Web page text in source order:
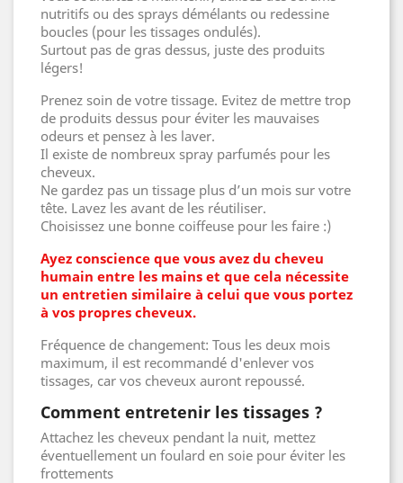
nutritifs ou des sprays démélants ou redessine
boucles (pour les tissages ondulés).
Surtout pas de gras dessus, juste des produits
légers!
Prenez soin de votre tissage. Evitez de mettre trop
de produits dessus pour éviter les mauvaises
odeurs et pensez à les laver.
Il existe de nombreux spray parfumés pour les
cheveux.
Ne gardez pas un tissage plus d’un mois sur votre
tête. Lavez les avant de les réutiliser.
Choisissez une bonne coiffeuse pour les faire :)
Ayez conscience que vous avez du cheveu
humain entre les mains et que cela nécessite
un entretien similaire à celui que vous portez
à vos propres cheveux.
Fréquence de changement: Tous les deux mois
maximum, il est recommandé d'enlever vos
tissages, car vos cheveux auront repoussé.
Comment entretenir les tissages ?
Attachez les cheveux pendant la nuit, mettez
éventuellement un foulard en soie pour éviter les
frottements